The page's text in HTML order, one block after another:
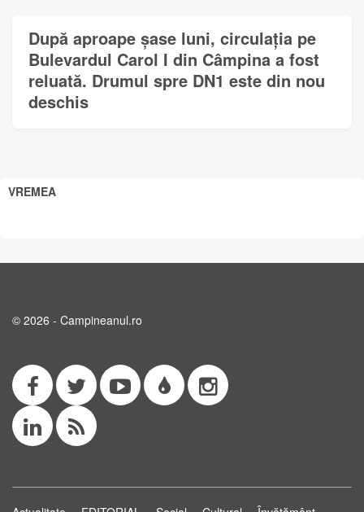
După aproape șase luni, circulația pe
Bulevardul Carol I din Câmpina a fost
reluată. Drumul spre DN1 este din nou
deschis
VREMEA
© 2026 - Campineanul.ro